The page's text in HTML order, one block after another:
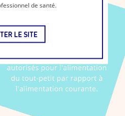
de santé.
LE SITE